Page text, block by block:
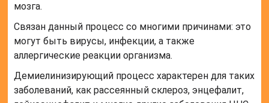
мозга.
Связан данный процесс со многими причинами: это
могут быть вирусы, инфекции, а также
аллергические реакции организма.
Демиелинизирующий процесс характерен для таких
заболеваний, как рассеянный склероз, энцефалит,